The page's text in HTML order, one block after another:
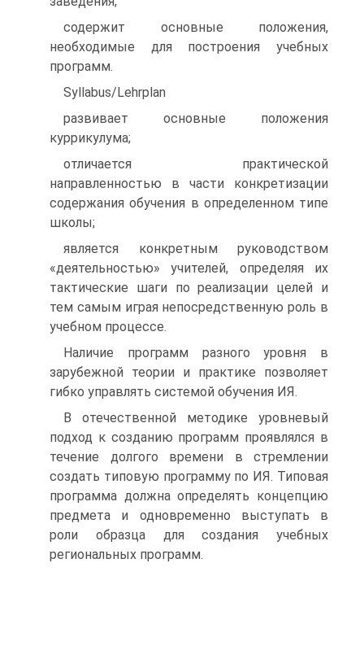
содержит основные положения,
необходимые для построения учебных
программ.
Syllabus/Lehrplan
развивает основные положения
куррикулума;
отличается практической
направленностью в части конкретизации
содержания обучения в определенном типе
школы;
является конкретным руководством
«деятельностью» учителей, определяя их
тактические шаги по реализации целей и
тем самым играя непосредственную роль в
учебном процессе.
Наличие программ разного уровня в
зарубежной теории и практике позволяет
гибко управлять системой обучения ИЯ.
В отечественной методике уровневый
подход к созданию программ проявлялся в
течение долгого времени в стремлении
создать типовую программу по ИЯ. Типовая
программа должна определять концепцию
предмета и одновременно выступать в
роли образца для создания учебных
региональных программ.